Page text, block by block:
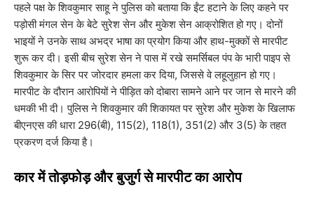
​पहले पक्ष के शिवकुमार साहू ने पुलिस को बताया कि ईंट हटाने के लिए कहने पर
पड़ोसी मंगल सेन के बेटे सुरेश सेन और मुकेश सेन आक्रोशित हो गए। दोनों
भाइयों ने उनके साथ अभद्र भाषा का प्रयोग किया और हाथ-मुक्कों से मारपीट
शुरू कर दी। इसी बीच सुरेश सेन ने पास में रखे समर्सिबल पंप के भारी पाइप से
शिवकुमार के सिर पर जोरदार हमला कर दिया, जिससे वे लहूलुहान हो गए।
मारपीट के दौरान आरोपियों ने पीड़ित को दोबारा सामने आने पर जान से मारने की
धमकी भी दी। पुलिस ने शिवकुमार की शिकायत पर सुरेश और मुकेश के खिलाफ
बीएनएस की धारा 296(बी), 115(2), 118(1), 351(2) और 3(5) के तहत
प्रकरण दर्ज किया है।
​कार में तोड़फोड़ और बुजुर्ग से मारपीट का आरोप